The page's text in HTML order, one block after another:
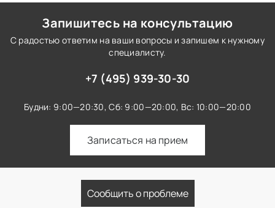
Запишитесь на консультацию
С радостью ответим на ваши вопросы и запишем к нужному
специалисту.
+7 (495) 939-30-30
Будни: 9:00—20:30, Сб: 9:00—20:00, Вс: 10:00—20:00
Записаться на прием
Сообщить о проблеме